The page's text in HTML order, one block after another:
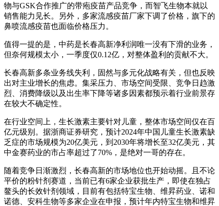
物与GSK合作推广的带疱疫苗产品竞争，而智飞生物本就以
销售能力见长。另外，多家流感疫苗厂家下调了价格，旗下的
鼻喷流感疫苗也面临价格压力。
值得一提的是，中药是长春高新净利润唯一没有下滑的业务，
但奈何规模太小，一季度仅0.12亿，对整体盈利的贡献不大。
长春高新多条业务线失利，固然与多元化战略有关，但也反映
出对主业增长的焦虑。集采压力、市场空间受限、竞争日趋激
烈、消费降级以及出生率下降等诸多因素都预示着行业前景存
在较大不确定性。
在行业空间上，生长激素主要针对儿童，整体市场空间仅在百
亿元级别。据浙商证券研究，预计2024年中国儿童生长激素缺
乏症的市场规模为20亿美元，到2030年将增长至32亿美元，其
中金赛药业的市占率超过了70%，是绝对一哥的存在。
随着竞争日渐激烈，长春高新的市场地位也开始动摇。且不论
平价的粉针剂赛道，当前已有6家企业获批生产，即使在独占
鳌头的长效针剂领域，目前有包括特宝生物、维昇药业、诺和
诺德、安科生物等多家企业在申报，预计年内特宝生物和维昇